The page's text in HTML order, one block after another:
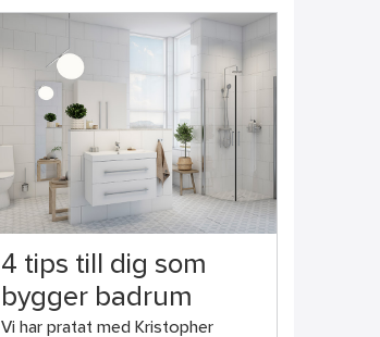
4 tips till dig som
bygger badrum
Vi har pratat med Kristopher